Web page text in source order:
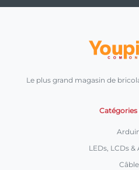
Le plus grand magasin de
Catégories
LEDs, LCDs